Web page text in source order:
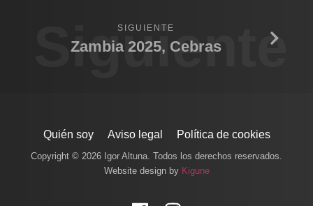
Siguiente
SIGUIENTE
Zambia 2025, Cebras
Quién soy Aviso legal Política de cookies
Copyright © 2026 Igor Altuna. Todos los derechos reservados.
Website design by Kigune